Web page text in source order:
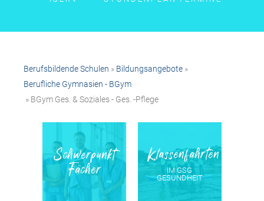
Berufsbildende Schulen » Bildungsangebote »
Berufliche Gymnasien - BGym
» BGym Ges. & Soziales - Ges. -Pflege
Schwerpunkt
Fächer
Klassenfahrten
IM GSG
GESUNDHEIT